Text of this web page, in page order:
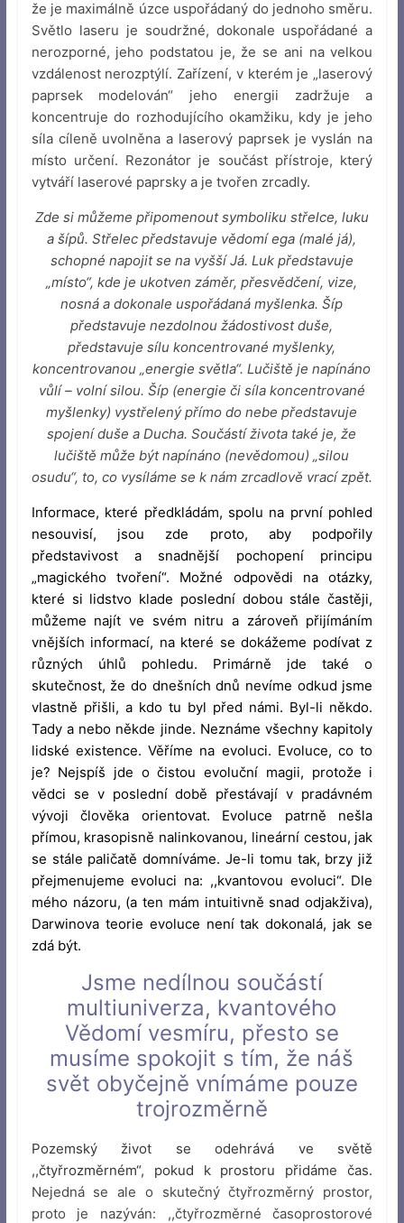
že je maximálně úzce uspořádaný do jednoho směru.
Světlo laseru je soudržné, dokonale uspořádané a
nerozporné, jeho podstatou je, že se ani na velkou
vzdálenost nerozptýlí. Zařízení, v kterém je „laserový
paprsek modelován“ jeho energii zadržuje a
koncentruje do rozhodujícího okamžiku, kdy je jeho
síla cíleně uvolněna a laserový paprsek je vyslán na
místo určení. Rezonátor je součást přístroje, který
vytváří laserové paprsky a je tvořen zrcadly.
Zde si můžeme připomenout symboliku střelce, luku
a šípů. Střelec představuje vědomí ega (malé já),
schopné napojit se na vyšší Já. Luk představuje
„místo“, kde je ukotven záměr, přesvědčení, vize,
nosná a dokonale uspořádaná myšlenka. Šíp
představuje nezdolnou žádostivost duše,
představuje sílu koncentrované myšlenky,
koncentrovanou „energie světla“. Lučiště je napínáno
vůlí – volní silou. Šíp (energie či síla koncentrované
myšlenky) vystřelený přímo do nebe představuje
spojení duše a Ducha. Součástí života také je, že
lučiště může být napínáno (nevědomou) „silou
osudu“, to, co vysíláme se k nám zrcadlově vrací zpět.
Informace, které předkládám, spolu na první pohled
nesouvisí, jsou zde proto, aby podpořily
představivost a snadnější pochopení principu
„magického tvoření“. Možné odpovědi na otázky,
které si lidstvo klade poslední dobou stále častěji,
můžeme najít ve svém nitru a zároveň přijímáním
vnějších informací, na které se dokážeme podívat z
různých úhlů pohledu. Primárně jde také o
skutečnost, že do dnešních dnů nevíme odkud jsme
vlastně přišli, a kdo tu byl před námi. Byl-li někdo.
Tady a nebo někde jinde. Neznáme všechny kapitoly
lidské existence. Věříme na evoluci. Evoluce, co to
je? Nejspíš jde o čistou evoluční magii, protože i
vědci se v poslední době přestávají v pradávném
vývoji člověka orientovat. Evoluce patrně nešla
přímou, krasopisně nalinkovanou, lineární cestou, jak
se stále paličatě domníváme. Je-li tomu tak, brzy již
přejmenujeme evoluci na: ,,kvantovou evoluci“. Dle
mého názoru, (a ten mám intuitivně snad odjakživa),
Darwinova teorie evoluce není tak dokonalá, jak se
zdá být.
Jsme nedílnou součástí
multiuniverza, kvantového
Vědomí vesmíru, přesto se
musíme spokojit s tím, že náš
svět obyčejně vnímáme pouze
trojrozměrně
Pozemský život se odehrává ve světě
,,čtyřrozměrném“, pokud k prostoru přidáme čas.
Nejedná se ale o skutečný čtyřrozměrný prostor,
proto je nazýván: ,,čtyřrozměrné časoprostorové